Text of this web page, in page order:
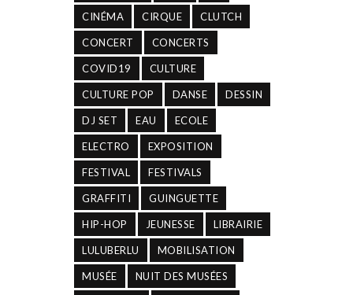
CINÉMA CIRQUE CLUTCH
CONCERT CONCERTS
COVID19 CULTURE
CULTURE POP DANSE DESSIN
DJ SET EAU ECOLE
ELECTRO EXPOSITION
FESTIVAL FESTIVALS
GRAFFITI GUINGUETTE
HIP-HOP JEUNESSE LIBRAIRIE
LULUBERLU MOBILISATION
MUSÉE NUIT DES MUSÉES